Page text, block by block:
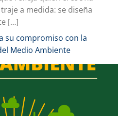
a medida: se diseña
[…]
su compromiso con la
Medio Ambiente